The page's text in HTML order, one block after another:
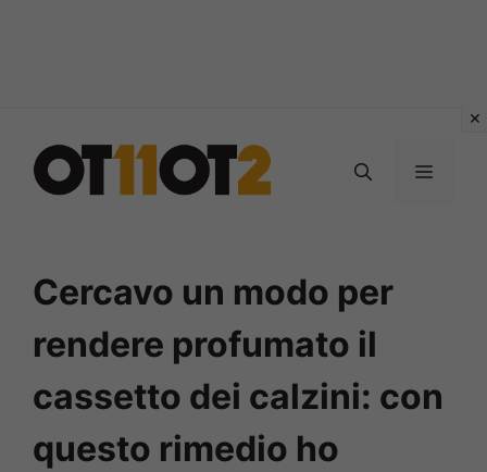
contenuto
MENU
Cercavo un modo per
rendere profumato il
cassetto dei calzini: con
questo rimedio ho